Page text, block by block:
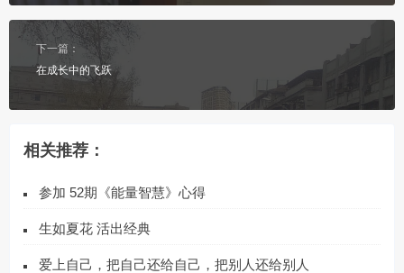
下一篇：
在成长中的飞跃
相关推荐：
参加 52期《能量智慧》心得
生如夏花 活出经典
爱上自己，把自己还给自己，把别人还给别人